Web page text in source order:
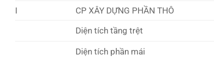
I
CP XÂY DỰNG PHẦN THÔ
Diện tích tầng trệt
Diện tích phần mái